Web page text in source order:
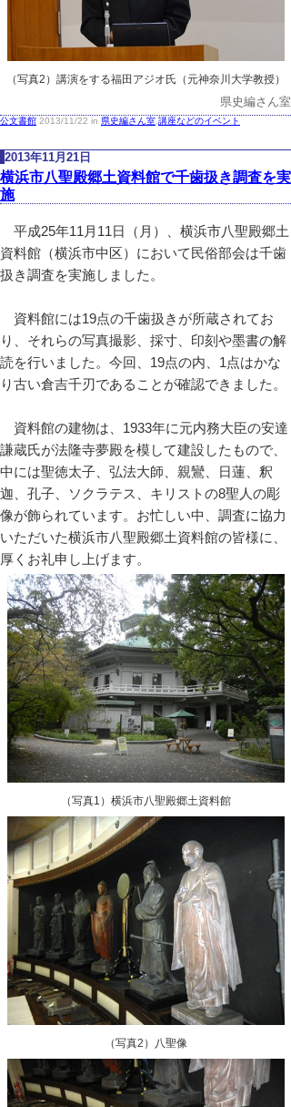
（写真2）講演をする福田アジオ氏（元神奈川大学教授）
県史編さん室
公文書館 2013/11/22 in 県史編さん室,講座などのイベント
2013年11月21日
横浜市八聖殿郷土資料館で千歯扱き調査を実
施
平成25年11月11日（月）、横浜市八聖殿郷土
資料館（横浜市中区）において民俗部会は千歯
扱き調査を実施しました。
資料館には19点の千歯扱きが所蔵されてお
り、それらの写真撮影、採寸、印刻や墨書の解
読を行いました。今回、19点の内、1点はかな
り古い倉吉千刃であることが確認できました。
資料館の建物は、1933年に元内務大臣の安達
謙蔵氏が法隆寺夢殿を模して建設したもので、
中には聖徳太子、弘法大師、親鸞、日蓮、釈
迦、孔子、ソクラテス、キリストの8聖人の彫
像が飾られています。お忙しい中、調査に協力
いただいた横浜市八聖殿郷土資料館の皆様に、
厚くお礼申し上げます。
（写真1）横浜市八聖殿郷土資料館
（写真2）八聖像